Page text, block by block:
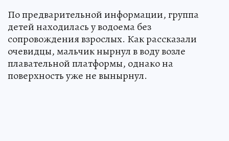
По предварительной информации, группа
детей находилась у водоема без
сопровождения взрослых. Как рассказали
очевидцы, мальчик нырнул в воду возле
плавательной платформы, однако на
поверхность уже не вынырнул.